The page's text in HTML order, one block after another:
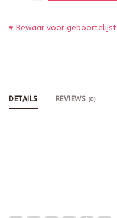
♥ Bewaar voor geboortelijst
DETAILS REVIEWS (0)